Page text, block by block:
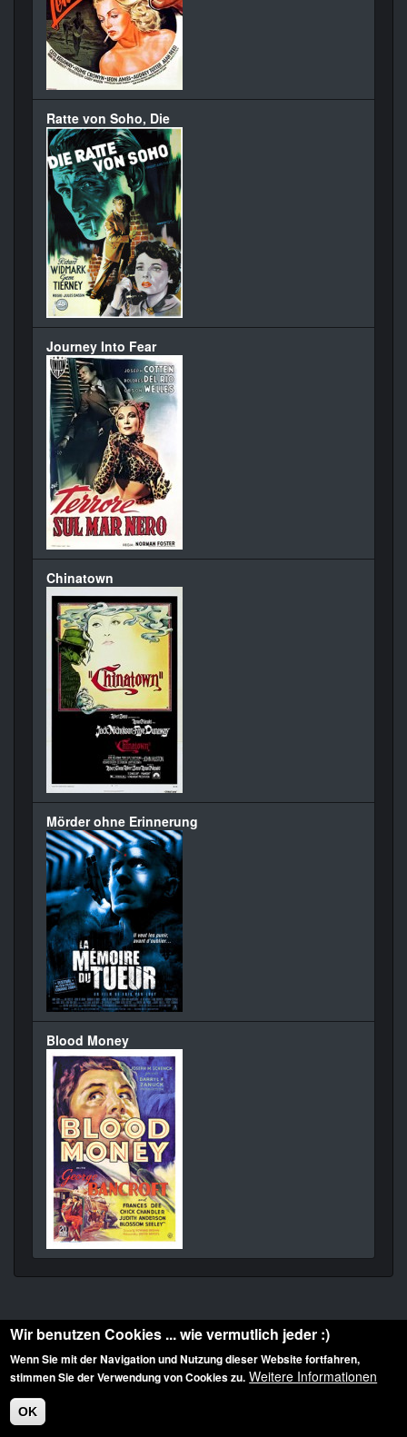
Ratte von Soho, Die
Journey Into Fear
Chinatown
Mörder ohne Erinnerung
Blood Money
Diese Website ist urheberrechtlich geschützt: © 2010-2026 der Film Noir de. Alle
Rechte vorbehalten.
Wir benutzen Cookies ... wie vermutlich jeder :)
Wenn Sie mit der Navigation und Nutzung dieser Website fortfahren,
stimmen Sie der Verwendung von Cookies zu. Weitere Informationen
OK